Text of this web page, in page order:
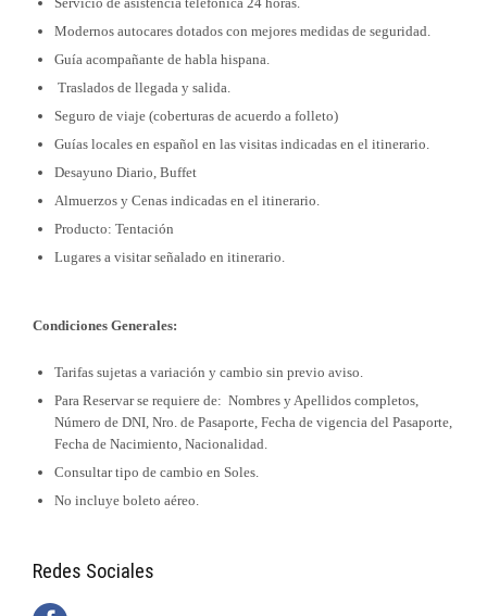
Modernos autocares dotados con mejores medidas de seguridad.
Guía acompañante de habla hispana.
Traslados de llegada y salida.
Seguro de viaje (coberturas de acuerdo a folleto)
Guías locales en español en las visitas indicadas en el itinerario.
Desayuno Diario, Buffet
Almuerzos y Cenas indicadas en el itinerario.
Producto: Tentación
Lugares a visitar señalado en itinerario.
Condiciones Generales:
Tarifas sujetas a variación y cambio sin previo aviso.
Para Reservar se requiere de: Nombres y Apellidos completos,
Número de DNI, Nro. de Pasaporte, Fecha de vigencia del Pasaporte,
Fecha de Nacimiento, Nacionalidad.
Consultar tipo de cambio en Soles.
No incluye boleto aéreo.
Redes Sociales